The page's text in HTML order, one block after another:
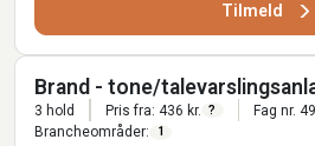
Tilmeld
Brand - tone/
3 hold Pris fra: 436 kr. ?
Fag nr.
Brancheområder:
1